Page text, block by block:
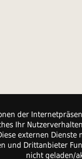
der
Ihr
externen Dienste
und Drittanbieter
nicht geladen/